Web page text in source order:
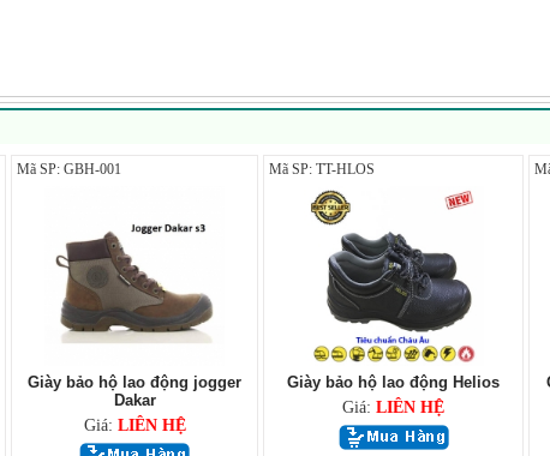
Mã SP: GBH-001
Giày bảo hộ lao động jogger
Dakar
Giá: LIÊN HỆ
Mã SP: TT-HLOS
Giày bảo hộ lao động Helios
Giá: LIÊN HỆ